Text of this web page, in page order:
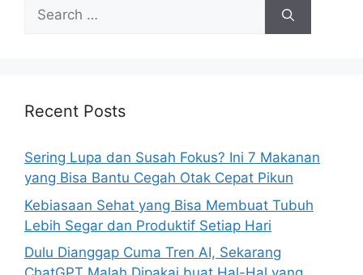
h
r
:
Recent Posts
Sering Lupa dan Susah Fokus? Ini 7 Makanan
yang Bisa Bantu Cegah Otak Cepat Pikun
Kebiasaan Sehat yang Bisa Membuat Tubuh
Lebih Segar dan Produktif Setiap Hari
Dulu Dianggap Cuma Tren AI, Sekarang